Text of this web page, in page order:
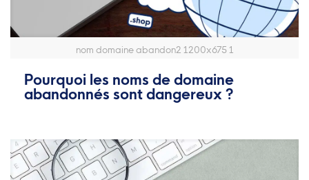
nom domaine abandon2 1200x675 1
Pourquoi les noms de domaine
abandonnés sont dangereux ?